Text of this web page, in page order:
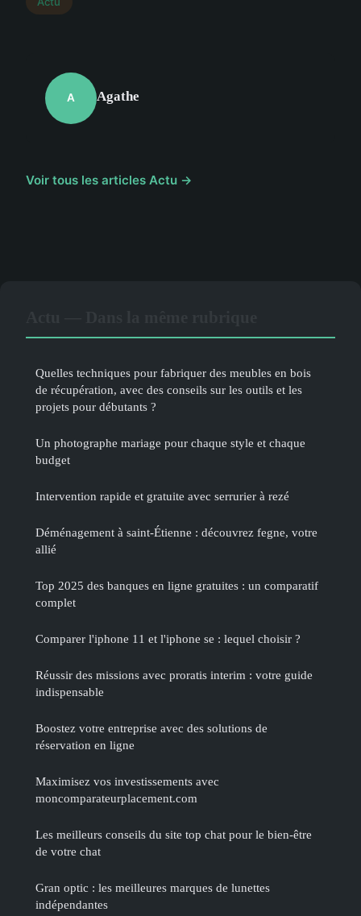
A Agathe
Voir tous les articles Actu →
Quelles techniques pour fabriquer des meubles en bois
de récupération, avec des conseils sur les outils et les
projets pour débutants ?
Un photographe mariage pour chaque style et chaque
budget
Intervention rapide et gratuite avec serrurier à rezé
Déménagement à saint-Étienne : découvrez fegne, votre
allié
Top 2025 des banques en ligne gratuites : un comparatif
complet
Comparer l'iphone 11 et l'iphone se : lequel choisir ?
Réussir des missions avec proratis interim : votre guide
indispensable
Boostez votre entreprise avec des solutions de
réservation en ligne
Maximisez vos investissements avec
moncomparateurplacement.com
Les meilleurs conseils du site top chat pour le bien-être
de votre chat
Gran optic : les meilleures marques de lunettes
indépendantes